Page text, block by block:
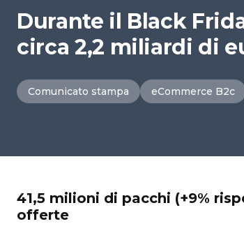
Durante il Black
circa 2,2 miliardi di
Comunicato stampa eCommerce B2c
41,5 milioni di pacchi (+9%
offerte